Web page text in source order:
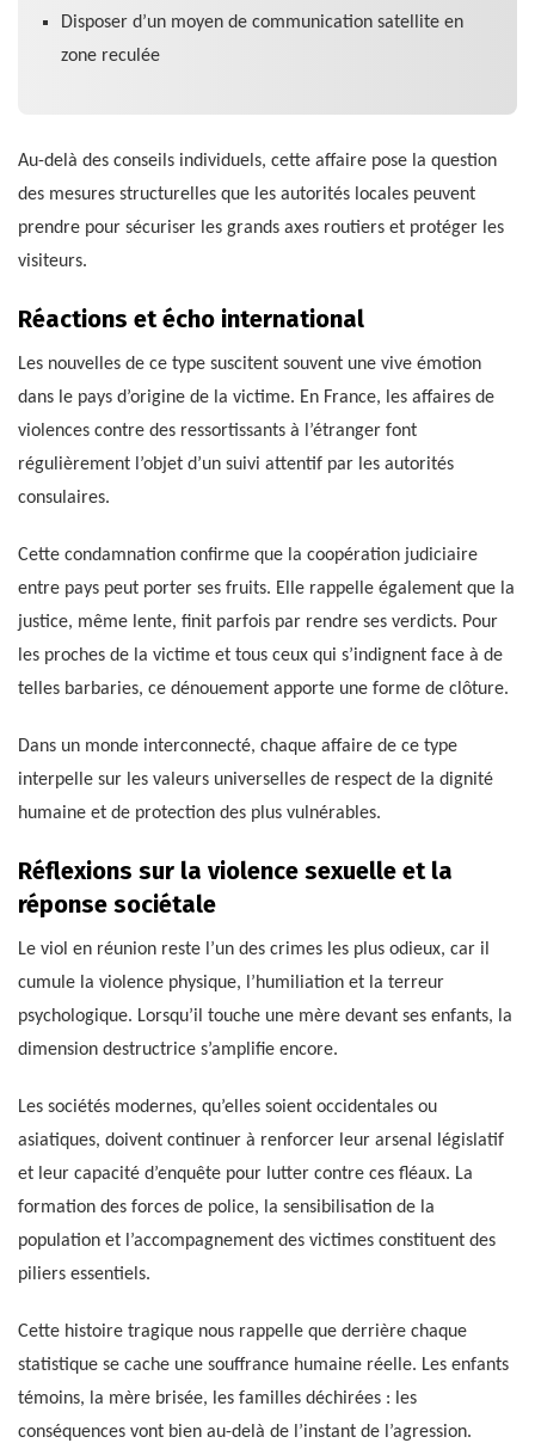
Disposer d’un moyen de communication satellite en
zone reculée
Au-delà des conseils individuels, cette affaire pose la question
des mesures structurelles que les autorités locales peuvent
prendre pour sécuriser les grands axes routiers et protéger les
visiteurs.
Réactions et écho international
Les nouvelles de ce type suscitent souvent une vive émotion
dans le pays d’origine de la victime. En France, les affaires de
violences contre des ressortissants à l’étranger font
régulièrement l’objet d’un suivi attentif par les autorités
consulaires.
Cette condamnation confirme que la coopération judiciaire
entre pays peut porter ses fruits. Elle rappelle également que la
justice, même lente, finit parfois par rendre ses verdicts. Pour
les proches de la victime et tous ceux qui s’indignent face à de
telles barbaries, ce dénouement apporte une forme de clôture.
Dans un monde interconnecté, chaque affaire de ce type
interpelle sur les valeurs universelles de respect de la dignité
humaine et de protection des plus vulnérables.
Réflexions sur la violence sexuelle et la
réponse sociétale
Le viol en réunion reste l’un des crimes les plus odieux, car il
cumule la violence physique, l’humiliation et la terreur
psychologique. Lorsqu’il touche une mère devant ses enfants, la
dimension destructrice s’amplifie encore.
Les sociétés modernes, qu’elles soient occidentales ou
asiatiques, doivent continuer à renforcer leur arsenal législatif
et leur capacité d’enquête pour lutter contre ces fléaux. La
formation des forces de police, la sensibilisation de la
population et l’accompagnement des victimes constituent des
piliers essentiels.
Cette histoire tragique nous rappelle que derrière chaque
statistique se cache une souffrance humaine réelle. Les enfants
témoins, la mère brisée, les familles déchirées : les
conséquences vont bien au-delà de l’instant de l’agression.